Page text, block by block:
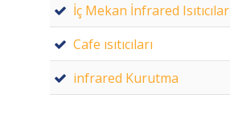
İç Mekan İnfrared Isıtıcılar
Cafe ısıtıcıları
infrared Kurutma